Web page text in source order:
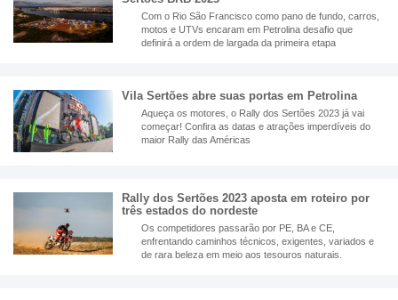
Com o Rio São Francisco como pano de fundo, carros,
motos e UTVs encaram em Petrolina desafio que
definirá a ordem de largada da primeira etapa
Vila Sertões abre suas portas em Petrolina
Aqueça os motores, o Rally dos Sertões 2023 já vai
começar! Confira as datas e atrações imperdíveis do
maior Rally das Américas
Rally dos Sertões 2023 aposta em roteiro por
três estados do nordeste
Os competidores passarão por PE, BA e CE,
enfrentando caminhos técnicos, exigentes, variados e
de rara beleza em meio aos tesouros naturais.